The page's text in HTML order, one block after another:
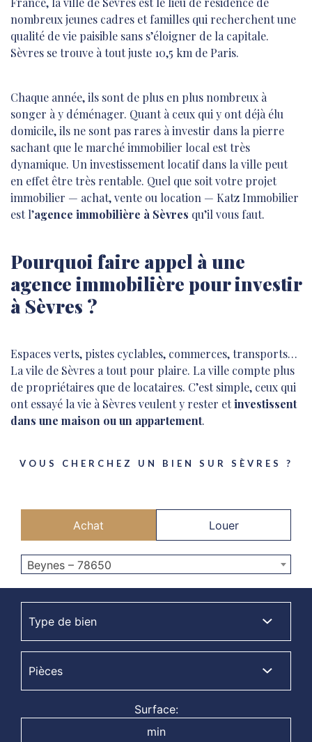
nombreux jeunes cadres et familles qui recherchent une
qualité de vie paisible sans s’éloigner de la capitale.
Sèvres se trouve à tout juste 10,5 km de Paris.
Chaque année, ils sont de plus en plus nombreux à
songer à y déménager. Quant à ceux qui y ont déjà élu
domicile, ils ne sont pas rares à investir dans la pierre
sachant que le marché immobilier local est très
dynamique. Un investissement locatif dans la ville peut
en effet être très rentable. Quel que soit votre projet
immobilier — achat, vente ou location — Katz Immobilier
est l’agence immobilière à Sèvres qu’il vous faut.
Pourquoi faire appel à une
agence immobilière pour investir
à Sèvres ?
Espaces verts, pistes cyclables, commerces, transports…
La vile de Sèvres a tout pour plaire. La ville compte plus
de propriétaires que de locataires. C’est simple, ceux qui
ont essayé la vie à Sèvres veulent y rester etinvestissent
dans une maison ou un appartement.
VOUS CHERCHEZ UN BIEN SUR SÈVRES ?
Achat Louer
Beynes – 78650
Surface: